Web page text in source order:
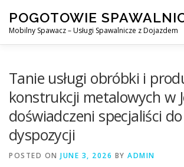
content
POGOTOWIE
Mobilny Spawacz – Usługi Spawalnicze z Dojazdem
SPAWANIE MIG/MAG (GMAW)
KONTAKT
Tanie usługi obróbki i
konstrukcji metalowych w
doświadczeni specjaliści
dyspozycji
POSTED ON JUNE 3, 2026 BY ADMIN